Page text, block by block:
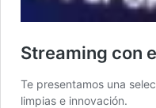
Streaming con
Te presentamos una
limpias e innovación.